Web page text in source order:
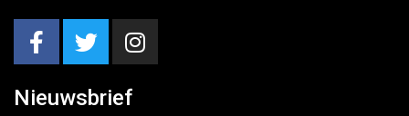
Nieuwsbrief